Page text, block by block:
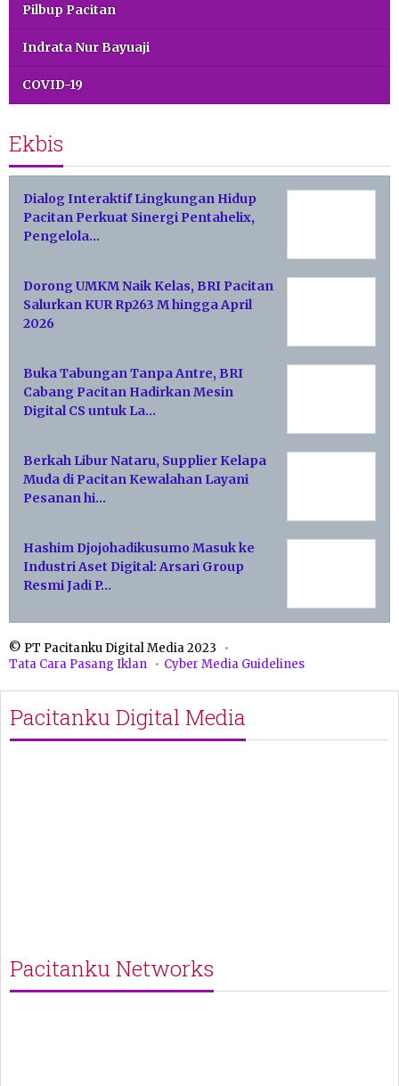
Pilbup Pacitan
Indrata Nur Bayuaji
COVID-19
Ekbis
Dialog Interaktif Lingkungan Hidup
Pacitan Perkuat Sinergi Pentahelix,
Pengelola…
Dorong UMKM Naik Kelas, BRI Pacitan
Salurkan KUR Rp263 M hingga April
2026
Buka Tabungan Tanpa Antre, BRI
Cabang Pacitan Hadirkan Mesin
Digital CS untuk La…
Berkah Libur Nataru, Supplier Kelapa
Muda di Pacitan Kewalahan Layani
Pesanan hi…
Hashim Djojohadikusumo Masuk ke
Industri Aset Digital: Arsari Group
Resmi Jadi P…
© PT Pacitanku Digital Media 2023
Tata Cara Pasang Iklan
Cyber Media Guidelines
Pacitanku Digital Media
Pacitanku Networks